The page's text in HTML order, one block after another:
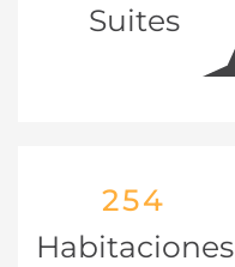
Suites
254
Habitaciones